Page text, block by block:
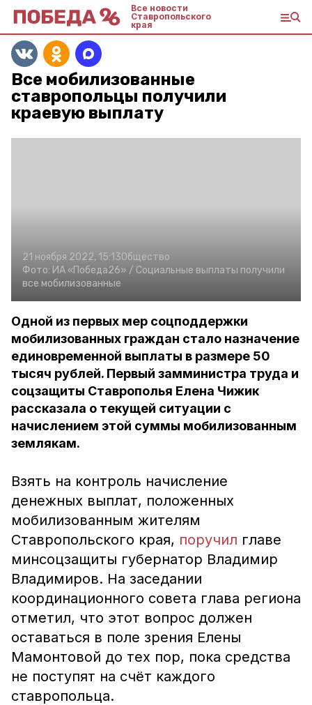
Все новости
Ставропольского
края
Все мобилизованные
ставропольцы получили
краевую выплату
21 ноября 2022, 15:13Общество
Фото: ИА «Победа26» / Социальные выплаты получили
все мобилизованные
Одной из первых мер соцподдержки
мобилизованных граждан стало назначение
единовременной выплаты в размере 50
тысяч рублей. Первый замминистра труда и
соцзащиты Ставрополья Елена Чижик
рассказала о текущей ситуации с
начислением этой суммы мобилизованным
землякам.
Взять на контроль начисление
денежных выплат, положенных
мобилизованным жителям
Ставропольского края, поручил главе
минсоцзащиты губернатор Владимир
Владимиров. На заседании
координационного совета глава региона
отметил, что этот вопрос должен
оставаться в поле зрения Елены
Мамонтовой до тех пор, пока средства
не поступят на счёт каждого
ставропольца.